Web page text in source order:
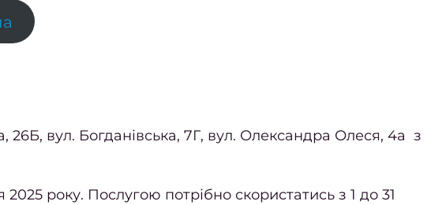
вул. Богданівська, 7Г, вул. Олександра Олеся, 4а з
року. Послугою потрібно скористатись з 1 до 31